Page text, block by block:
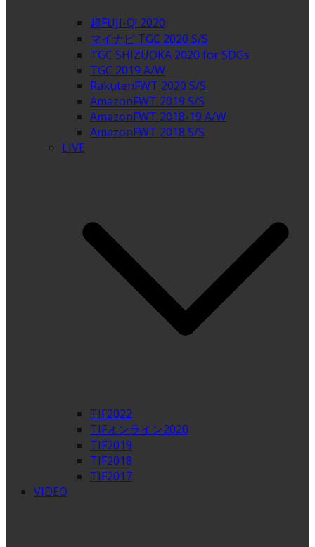
超FUJI-Q! 2020
マイナビ TGC 2020 S/S
TGC SHIZUOKA 2020 for SDGs
TGC 2019 A/W
RakutenFWT 2020 S/S
AmazonFWT 2019 S/S
AmazonFWT 2018-19 A/W
AmazonFWT 2018 S/S
LIVE
TIF2022
TIFオンライン2020
TIF2019
TIF2018
TIF2017
VIDEO